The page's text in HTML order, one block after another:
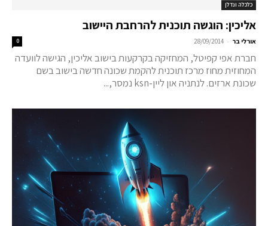
כלכלה ונדלן
אליכין: הוגשה תוכנית להרחבת היישוב
אורלי בר -
28/09/2014
0
חברת אפי קפיטל, המחזיקה בקרקעות בישוב אליכין, הגישה לוועדה
המחוזית מחוז מרכז תוכנית להקמת שכונה חדשה בישוב בשם
שכונת ארזים. לנתניה און ליין-ksn נמסר,...